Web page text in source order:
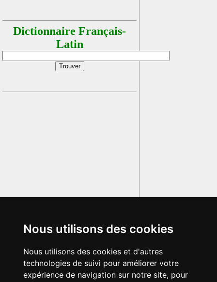
Nous utilisons des cookies
Nous utilisons des cookies et d'autres
technologies de suivi pour améliorer votre
expérience de navigation sur notre site, pour
Dictionnaire Français-
Latin